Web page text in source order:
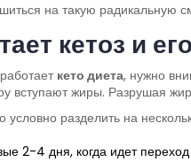
на такую радикальную
кетоз и
кето диета, нужно
вступают жиры. Разрушая
разделить на
2-4 дня, когда идет